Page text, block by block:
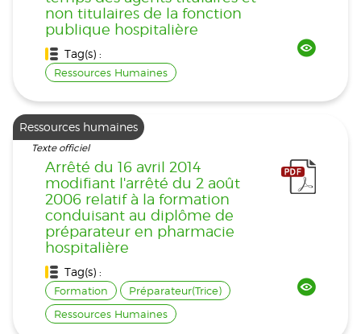
non titulaires de la fonction
publique hospitalière
Tag(s) :
Ressources Humaines
Ressources humaines
Texte officiel
Arrêté du 16 avril 2014
modifiant l'arrêté du 2 août
2006 relatif à la formation
conduisant au diplôme de
préparateur en pharmacie
hospitalière
Tag(s) :
Formation
Préparateur(Trice)
Ressources Humaines